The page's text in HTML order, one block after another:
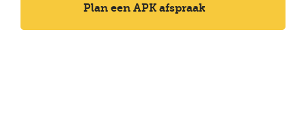
Plan een APK afspraak